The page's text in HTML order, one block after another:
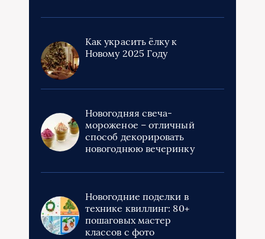
Как украсить ёлку к
Новому 2025 Году
Новогодняя свеча-
мороженое – отличный
способ декорировать
новогоднюю вечеринку
Новогодние поделки в
технике квиллинг: 80+
пошаговых мастер
классов с фото